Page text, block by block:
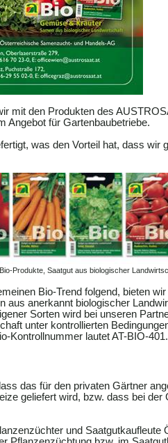
mit den Produkten des
Angebot für Gartenbaubetriebe.
was den Vorteil hat, dass wir
Produkte, Saatgut aus biologischer
Bio-Trend folgend, bieten
aus anerkannt biologischer
Sorten wird bei unseren
unter kontrollierten
Kontrollnummer lautet AT-BIO-401.
das für den privaten Gärtner
geliefert wird, bzw. dass bei der
und Saatgutkaufleute